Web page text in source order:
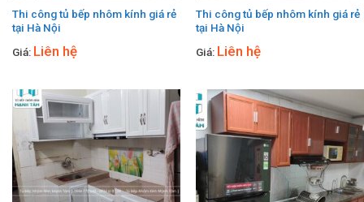
Thi công tủ bếp nhôm kính giá rẻ
tại Hà Nội
Giá: Liên hệ
Thi công tủ bếp nhôm kính giá rẻ
tại Hà Nội
Giá: Liên hệ